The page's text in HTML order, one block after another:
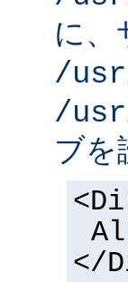
に、
/
/
ブを
</